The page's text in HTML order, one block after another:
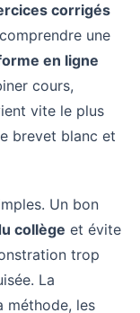
corrigés
une
en ligne
cours,
vite le plus
brevet blanc et
Un bon
collège et évite
trop
La
méthode, les